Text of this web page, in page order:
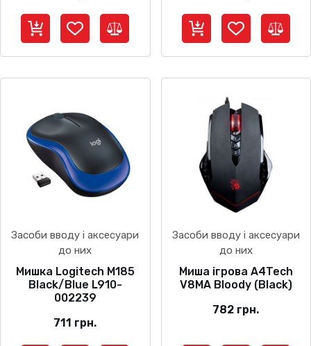
Засоби вводу і аксесуари
до них
Мишка Logitech M185
Black/Blue L910-
002239
711 грн.
Засоби вводу і аксесуари
до них
Миша ігрова A4Tech
V8MA Bloody (Black)
782 грн.